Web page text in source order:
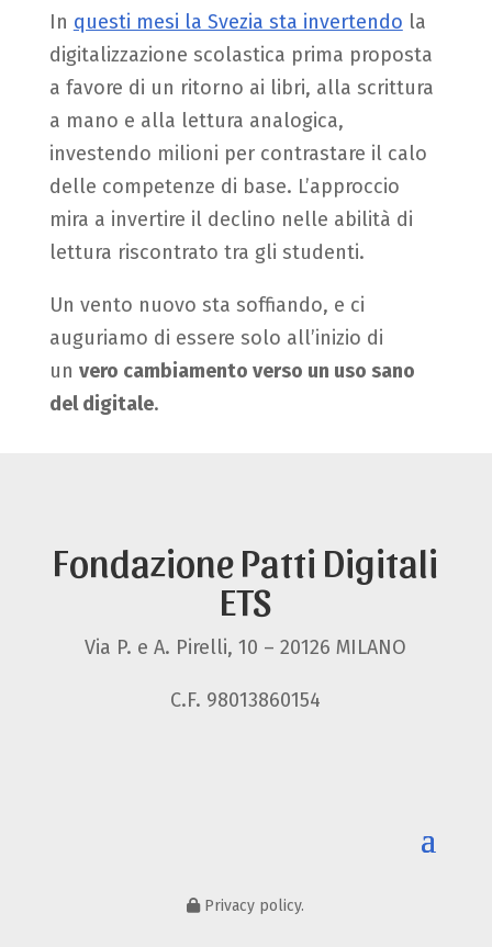
In questi mesi la Svezia sta invertendo la
digitalizzazione scolastica prima proposta
a favore di un ritorno ai libri, alla scrittura
a mano e alla lettura analogica,
investendo milioni per contrastare il calo
delle competenze di base. L’approccio
mira a invertire il declino nelle abilità di
lettura riscontrato tra gli studenti.
Un vento nuovo sta soffiando, e ci
auguriamo di essere solo all’inizio di
un vero cambiamento verso un uso sano
del digitale.
Fondazione Patti Digitali
ETS
Via P. e A. Pirelli, 10 – 20126 MILANO
C.F. 98013860154
Privacy policy.